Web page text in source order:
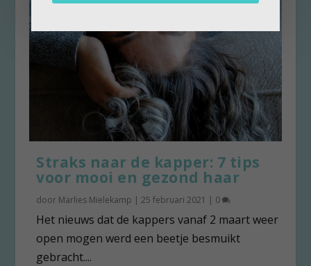
Straks naar de kapper: 7 tips
voor mooi en gezond haar
door Marlies Mielekamp |25 februari 2021 | 0
Het nieuws dat de kappers vanaf 2 maart weer
open mogen werd een beetje besmuikt
gebracht....